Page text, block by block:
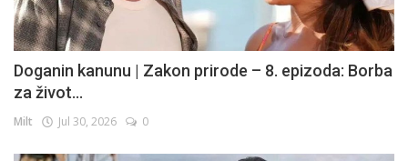
Doganin kanunu | Zakon prirode – 8. epizoda: Borba
za život...
Milt Jul 30, 2026 0